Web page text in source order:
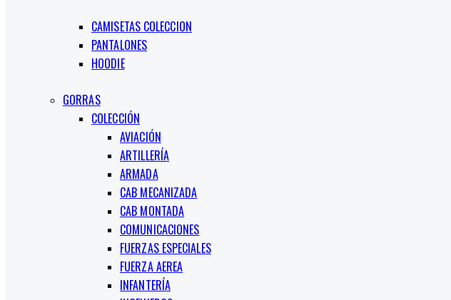
CAMISETAS COLECCION
PANTALONES
HOODIE
GORRAS
COLECCIÓN
AVIACIÓN
ARTILLERÍA
ARMADA
CAB MECANIZADA
CAB MONTADA
COMUNICACIONES
FUERZAS ESPECIALES
FUERZA AEREA
INFANTERÍA